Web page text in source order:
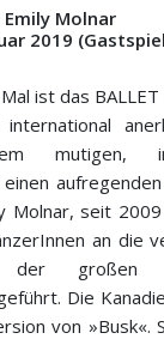
Molnar
2019
ist das
mutigen,
Molnar, seit
an die
großen
Die
von »Busk«.